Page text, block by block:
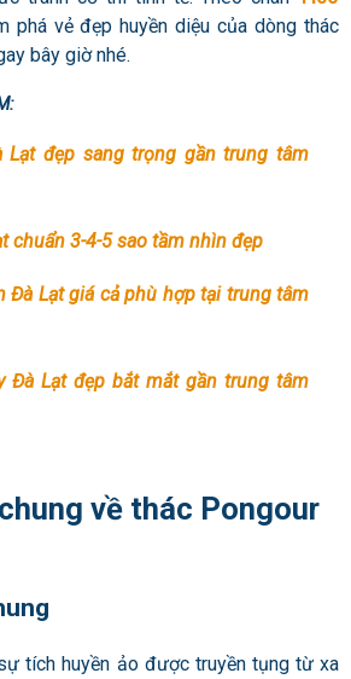
phá vẻ đẹp huyền diệu của dòng thác
bây giờ nhé.
Lạt đẹp sang trọng gần trung tâm
chuẩn 3-4-5 sao tầm nhìn đẹp
Đà Lạt giá cả phù hợp tại trung tâm
Đà Lạt đẹp bắt mắt gần trung tâm
về thác Pongour
tích huyền ảo được truyền tụng từ xa